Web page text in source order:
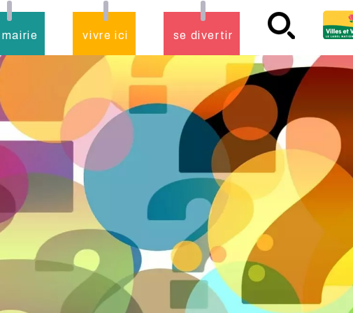
mairie vivre ici se divertir